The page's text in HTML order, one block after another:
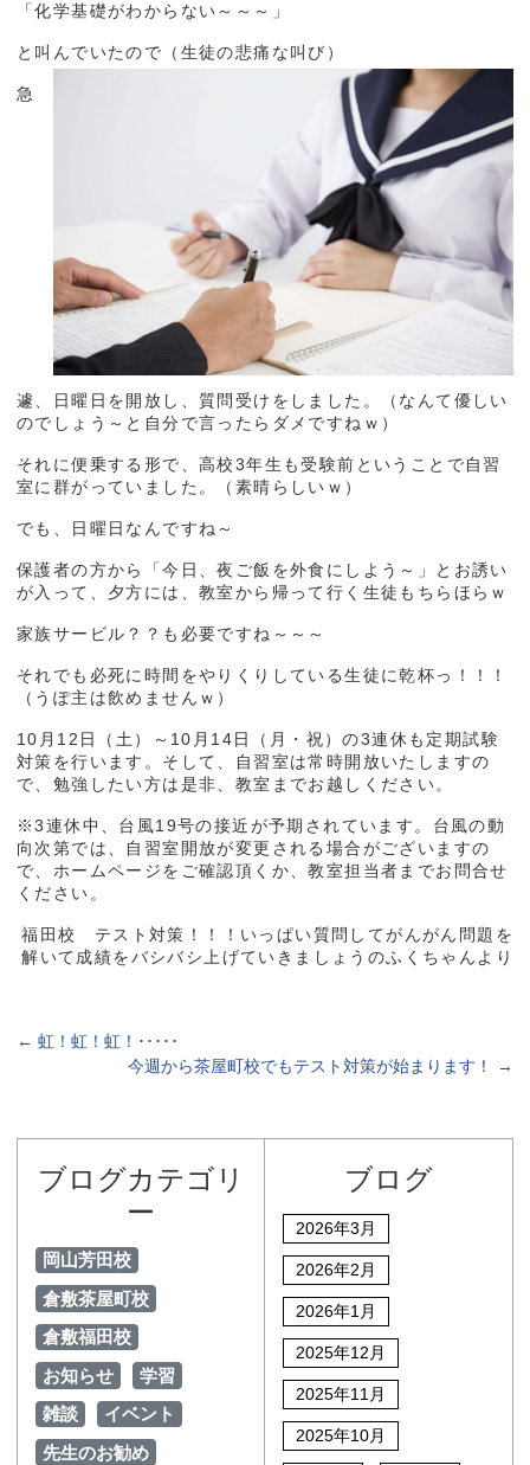
「化学基礎がわからない～～～」
と叫んでいたので（生徒の悲痛な叫び）
急
遽、日曜日を開放し、質問受けをしました。（なんて優しい
のでしょう～と自分で言ったらダメですねｗ）
それに便乗する形で、高校3年生も受験前ということで自習
室に群がっていました。（素晴らしいｗ）
でも、日曜日なんですね～
保護者の方から「今日、夜ご飯を外食にしよう～」とお誘い
が入って、夕方には、教室から帰って行く生徒もちらほらｗ
家族サービル？？も必要ですね～～～
それでも必死に時間をやりくりしている生徒に乾杯っ！！！
（うぽ主は飲めませんｗ）
10月12日（土）～10月14日（月・祝）の3連休も定期試験
対策を行います。そして、自習室は常時開放いたしますの
で、勉強したい方は是非、教室までお越しください。
※3連休中、台風19号の接近が予期されています。台風の動
向次第では、自習室開放が変更される場合がございますの
で、ホームページをご確認頂くか、教室担当者までお問合せ
ください。
福田校 テスト対策！！！いっぱい質問してがんがん問題を
解いて成績をバシバシ上げていきましょうのふくちゃんより
← 虹！虹！虹！･････
今週から茶屋町校でもテスト対策が始まります！
→
ブログカテゴリ
ー
岡山芳田校
倉敷茶屋町校
倉敷福田校
お知らせ
学習
雑談
イベント
先生のお勧め
ブログ
2026年3月
2026年2月
2026年1月
2025年12月
2025年11月
2025年10月